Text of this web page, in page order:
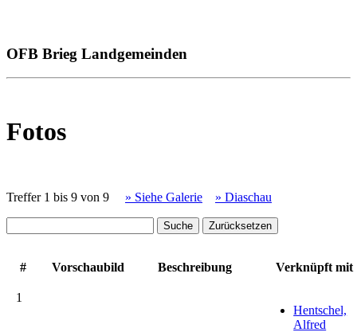
OFB Brieg Landgemeinden
Fotos
Treffer 1 bis 9 von 9 » Siehe Galerie » Diaschau
# Vorschaubild Beschreibung Verknüpft mit
1
Hentschel,
Alfred